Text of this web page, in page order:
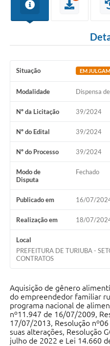
Situação EM
Modalidade Dispensa
Nº da Licitação 39/2024
Nº do Edital 39/2024
Nº do Processo 39/2024
Modo de
Disputa
Fechado
Publicado em 16/07/
Realização em 18/07/
Local
PREFEITURA DE TURIUBA -
CONTRATOS
Aquisição de gênero
do empreendedor familiar
programa nacional de
nº11.947 de 16/07/2009,
17/07/2013, Resolução
suas alterações, Resolução
julho de 2022 e Lei 14.660